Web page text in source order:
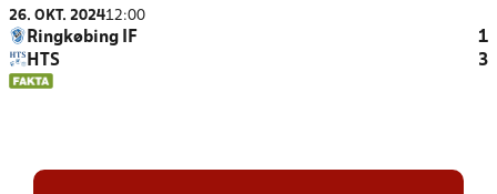
26. OKT. 202412:00
Ringkøbing IF
1
HTS
3